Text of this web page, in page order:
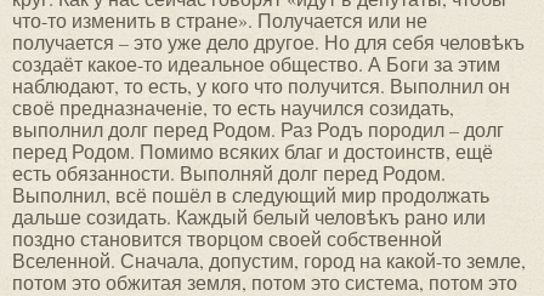
что-то изменить в стране». Получается или не
получается – это уже дело другое. Но для себя человѣкъ
создаёт какое-то идеальное общество. А Боги за этим
наблюдают, то есть, у кого что получится. Выполнил он
своё предназначенiе, то есть научился созидать,
выполнил долг перед Родом. Раз Родъ породил – долг
перед Родом. Помимо всяких благ и достоинств, ещё
есть обязанности. Выполняй долг перед Родом.
Выполнил, всё пошёл в следующий мир продолжать
дальше созидать. Каждый белый человѣкъ рано или
поздно становится творцом своей собственной
Вселенной. Сначала, допустим, город на какой-то земле,
потом это обжитая земля, потом это система, потом это